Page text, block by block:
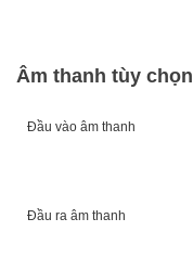
Âm thanh tùy chọn
Đầu vào âm thanh
Đầu ra âm thanh